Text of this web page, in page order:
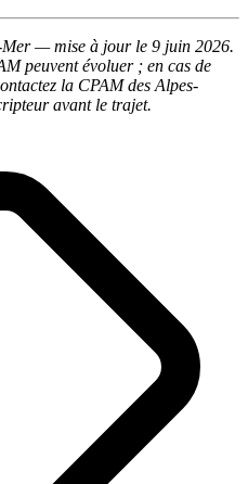
— mise à jour le 9 juin 2026.
peuvent évoluer ; en cas de
la CPAM des Alpes-
avant le trajet.